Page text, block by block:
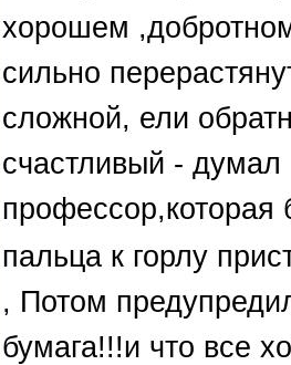
хорошем
сильно
сложной, ели
счастливый - думал
профессор,которая
пальца к горлу
, Потом
бумага!!!и что все